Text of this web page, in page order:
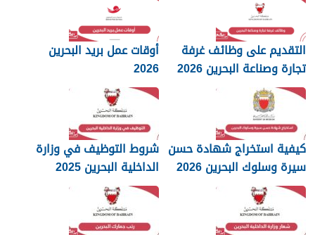
التقديم على وظائف غرفة
تجارة وصناعة البحرين 2026
أوقات عمل بريد البحرين
2026
كيفية استخراج شهادة حسن
سيرة وسلوك البحرين 2026
شروط التوظيف في وزارة
الداخلية البحرين 2025